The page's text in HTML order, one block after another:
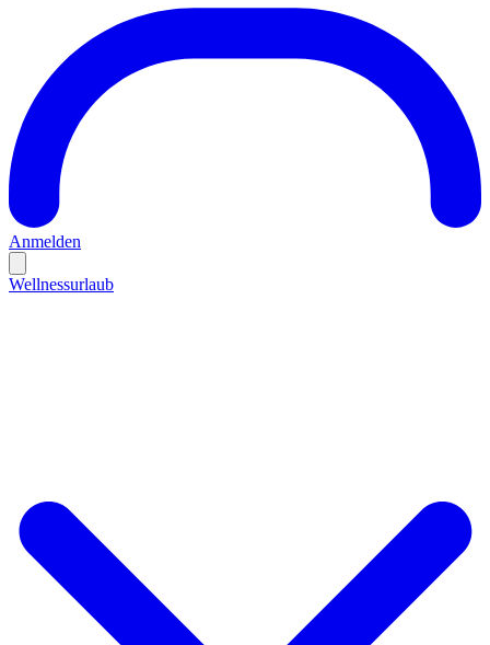
Anmelden
Wellnessurlaub